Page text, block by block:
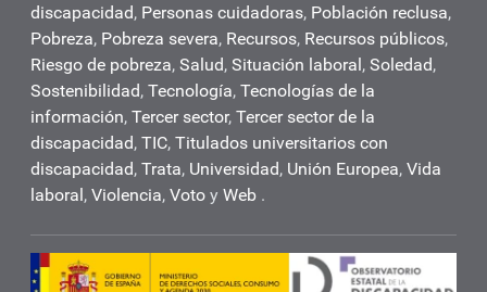
discapacidad, Personas cuidadoras, Población reclusa,
Pobreza, Pobreza severa, Recursos, Recursos públicos,
Riesgo de pobreza, Salud, Situación laboral, Soledad,
Sostenibilidad, Tecnología, Tecnologías de la
información, Tercer sector, Tercer sector de la
discapacidad, TIC, Titulados universitarios con
discapacidad, Trata, Universidad, Unión Europea, Vida
laboral, Violencia, Voto y Web .